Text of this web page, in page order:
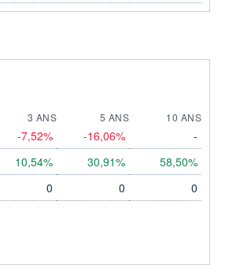
3 ANS 5 ANS
10 ANS
-7,52% -16,06% -
10,54% 30,91% 58,50%
0 0 0